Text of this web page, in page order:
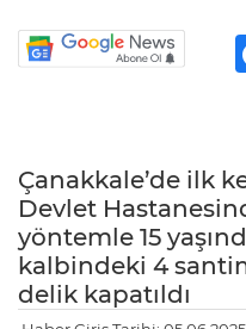
Çanakkale’de ilk
Devlet
yöntemle 15
kalbindeki 4
delik kapatıldı